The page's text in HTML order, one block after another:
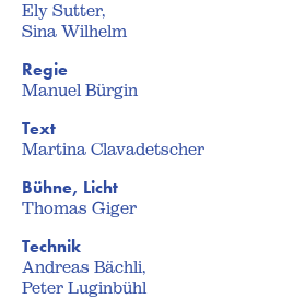
Ely Sutter,
Sina Wilhelm
Regie
Manuel Bürgin
Text
Martina Clavadetscher
Bühne, Licht
Thomas Giger
Technik
Andreas Bächli,
Peter Luginbühl